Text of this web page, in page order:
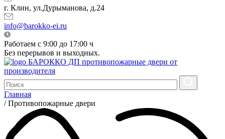
г. Клин, ул.Дурыманова, д.24
info@barokko-ei.ru
Работаем с 9:00 до 17:00 ч
Без перерывов и выходных.
БАРОККО ДП противопожарные двери от
производителя
Главная
/ Противопожарные двери